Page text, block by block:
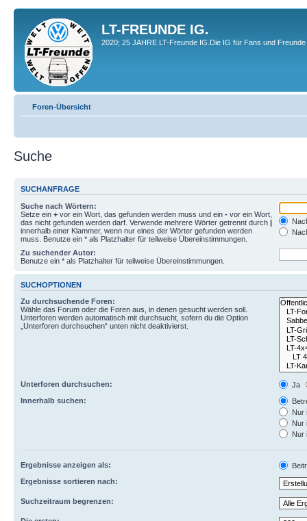
LT-FREUNDE IG.
2020; 25 JAHRE LT-Freunde IG.Die IG für Fans und
Foren-Übersicht
Suche
SUCHANFRAGE
Suche nach Wörtern:
Setze ein + vor ein Wort, das gefunden werden muss und ein - vor ein Wort,
das nicht gefunden werden darf. Verwende mehrere Wörter getrennt durch |
innerhalb einer Klammer, wenn nur eines der Wörter gefunden werden
muss. Benutze ein * als Platzhalter für teilweise Übereinstimmungen.
Zu suchender Autor:
Benutze ein * als Platzhalter für teilweise Übereinstimmungen.
SUCHOPTIONEN
Zu durchsuchende Foren:
Wähle das Forum oder die Foren aus, in denen gesucht werden soll.
Unterforen werden automatisch mit durchsucht, sofern du die Option
„Unterforen durchsuchen“ unten nicht deaktivierst.
Unterforen durchsuchen:
Ja
Innerhalb suchen:
Nur
Nur
Nur
Ergebnisse anzeigen als:
Ergebnisse sortieren nach:
Suchzeitraum begrenzen: